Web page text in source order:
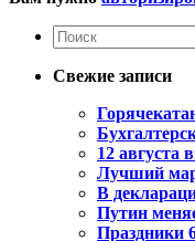
Свежие записи
12 августа
Лучший
В
Путин
Праздники